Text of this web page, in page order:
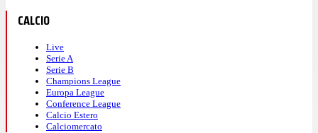
CALCIO
Live
Serie A
Serie B
Champions League
Europa League
Conference League
Calcio Estero
Calciomercato